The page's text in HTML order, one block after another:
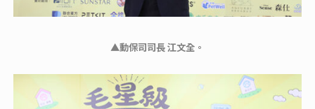
▲動保司司長 江文全。